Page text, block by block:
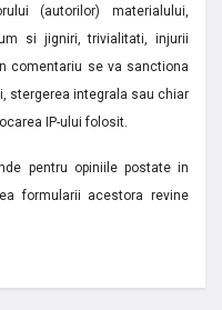
(autorilor) materialului,
si jigniri, trivialitati, injurii
comentariu se va sanctiona
stergerea integrala sau chiar
IP-ului folosit.
pentru opiniile postate in
formularii acestora revine